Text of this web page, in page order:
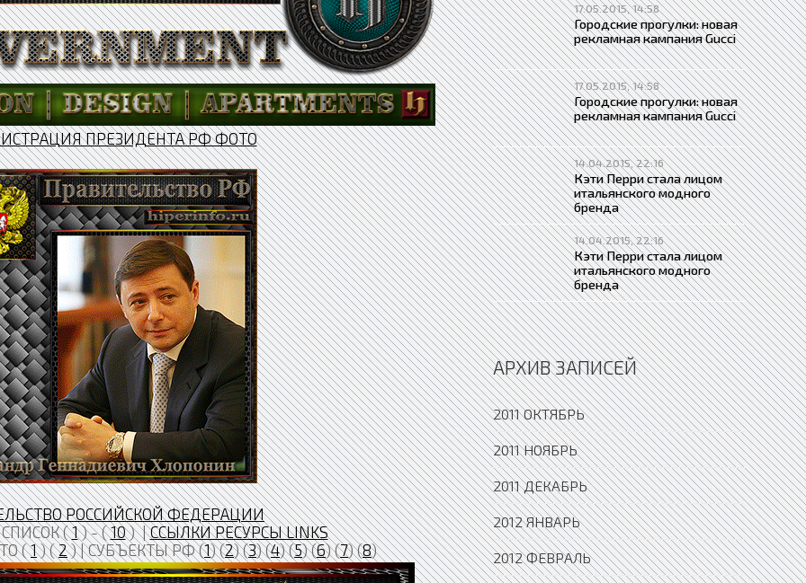
ПРЕЗИДЕНТА РФ ФОТО
РОССИЙСКОЙ ФЕДЕРАЦИИ
(1) - (10) |ССЫЛКИ РЕСУРСЫ LINKS
(1) (2) | СУБЪЕКТЫ РФ (1) (2) (3) (4) (5) (6) (7) (8)
17.05.2015, 14:58
Городские прогулки: новая
рекламная кампания Gucci
17.05.2015, 14:58
Городские прогулки: новая
рекламная кампания Gucci
14.04.2015, 22:16
Кэти Перри стала лицом
итальянского модного
бренда
14.04.2015, 22:16
Кэти Перри стала лицом
итальянского модного
бренда
АРХИВ ЗАПИСЕЙ
2011 ОКТЯБРЬ
2011 НОЯБРЬ
2011 ДЕКАБРЬ
2012 ЯНВАРЬ
2012 ФЕВРАЛЬ